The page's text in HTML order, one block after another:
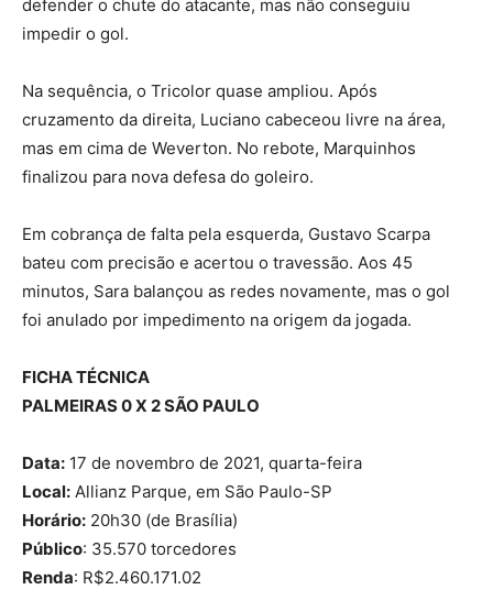
defender o chute do atacante, mas não conseguiu
impedir o gol.
Na sequência, o Tricolor quase ampliou. Após
cruzamento da direita, Luciano cabeceou livre na área,
mas em cima de Weverton. No rebote, Marquinhos
finalizou para nova defesa do goleiro.
Em cobrança de falta pela esquerda, Gustavo Scarpa
bateu com precisão e acertou o travessão. Aos 45
minutos, Sara balançou as redes novamente, mas o gol
foi anulado por impedimento na origem da jogada.
FICHA TÉCNICA
PALMEIRAS 0 X 2 SÃO PAULO
Data: 17 de novembro de 2021, quarta-feira
Local: Allianz Parque, em São Paulo-SP
Horário: 20h30 (de Brasília)
Público: 35.570 torcedores
Renda: R$2.460.171.02